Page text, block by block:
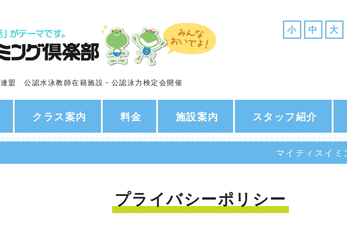
盟 公認水泳教師在籍施設・公認泳力検定会開催
小 中 大
クラス案内 料金 施設案内 スタッフ紹介
マイティスイミ
プライバシーポリシー